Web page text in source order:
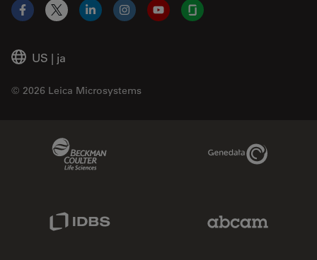
US | ja
© 2026 Leica Microsystems
Facebook
X LinkedInInstagramYouTubeGlassdoor
Genedata Link